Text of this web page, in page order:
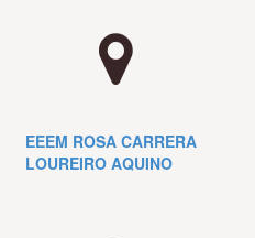
EEEM ROSA CARRERA
LOUREIRO AQUINO